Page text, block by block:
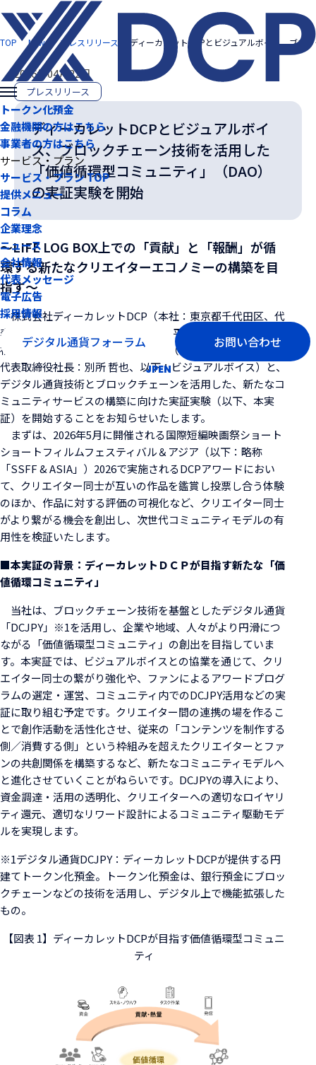
トークン化預金
金融機関の方はこちら
事業者の方はこちら
サービス・プラン
サービス・プラン TOP
提供メニュー
コラム
企業理念
ニュース
会社情報
代表メッセージ
電子広告
採用情報
デジタル通貨フォーラム お問い合わせ
JPEN
TOP News プレスリリース ディーカレットDCPとビジュアルボイス、ブロ
2026年04月22日
プレスリリース
ディーカレットDCPとビジュアルボイ
ス、ブロックチェーン技術を活用した
「価値循環型コミュニティ」（DAO）
の実証実験を開始
～LIFE LOG BOX上での「貢献」と「報酬」が循
環する新たなクリエイターエコノミーの構築を目
指す～
株式会社ディーカレットDCP（本社：東京都千代田区、代
表取締役 社長執行役員 CEO兼COO：平子 惠生、以下：当
社）は、株式会社ビジュアルボイス（本社：東京都渋谷区、
代表取締役社長：別所 哲也、以下：ビジュアルボイス）と、
デジタル通貨技術とブロックチェーンを活用した、新たなコ
ミュニティサービスの構築に向けた実証実験（以下、本実
証）を開始することをお知らせいたします。
まずは、2026年5月に開催される国際短編映画祭ショート
ショートフィルムフェスティバル＆アジア（以下：略称
「SSFF & ASIA」）2026で実施されるDCPアワードにおい
て、クリエイター同士が互いの作品を鑑賞し投票し合う体験
のほか、作品に対する評価の可視化など、クリエイター同士
がより繋がる機会を創出し、次世代コミュニティモデルの有
用性を検証いたします。
■本実証の背景：ディーカレットＤＣＰが目指す新たな「価
値循環コミュニティ」
当社は、ブロックチェーン技術を基盤としたデジタル通貨
「DCJPY」※1を活用し、企業や地域、人々がより円滑につ
ながる「価値循環型コミュニティ」の創出を目指していま
す。本実証では、ビジュアルボイスとの協業を通じて、クリ
エイター同士の繋がり強化や、ファンによるアワードプログ
ラムの選定・運営、コミュニティ内でのDCJPY活用などの実
証に取り組む予定です。クリエイター間の連携の場を作るこ
とで創作活動を活性化させ、従来の「コンテンツを制作する
側／消費する側」という枠組みを超えたクリエイターとファ
ンの共創関係を構築するなど、新たなコミュニティモデルへ
と進化させていくことがねらいです。DCJPYの導入により、
資金調達・活用の透明化、クリエイターへの適切なロイヤリ
ティ還元、適切なリワード設計によるコミュニティ駆動モデ
ルを実現します。
※1デジタル通貨DCJPY：ディーカレットDCPが提供する円
建てトークン化預金。トークン化預金は、銀行預金にブロッ
クチェーンなどの技術を活用し、デジタル上で機能拡張した
もの。
【図表 1】ディーカレットDCPが目指す価値循環型コミュニ
ティ